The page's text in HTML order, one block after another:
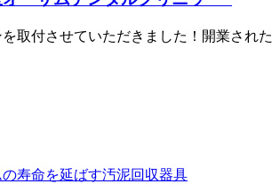
取付させていただきました！開業さ
寿命を延ばす汚泥回収器具